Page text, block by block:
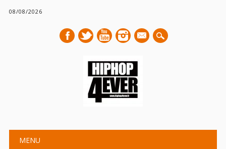
08/08/2026
mail
Main menu
MENU